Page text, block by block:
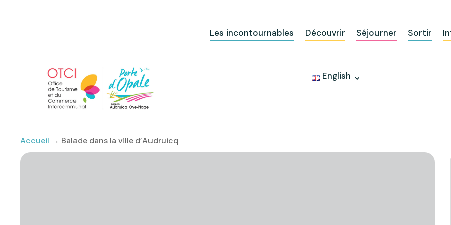
Les incontournables Découvrir Séjourner Sortir
English
Accueil → Balade dans la ville d’Audruicq